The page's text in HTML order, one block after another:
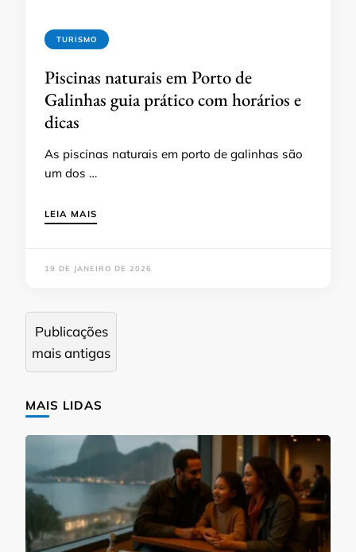
TURISMO
Piscinas naturais em Porto de
Galinhas guia prático com horários e
dicas
As piscinas naturais em porto de galinhas são
um dos …
LEIA MAIS
19 DE JANEIRO DE 2026
Navegação
por
posts
Publicações
mais antigas
MAIS LIDAS